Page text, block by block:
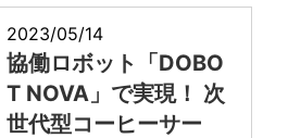
2023/05/14
協働ロボット「DOBO
T NOVA」で実現！ 次
世代型コーヒーサー